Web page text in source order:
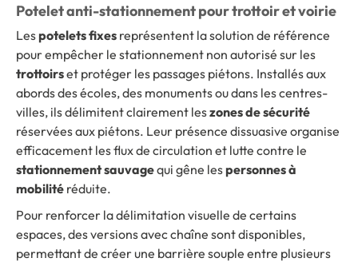
Potelet anti-stationnement pour trottoir et voirie
Lespotelets fixes représentent la solution de référence
pour empêcher le stationnement non autorisé sur les
trottoirset protéger les passages piétons. Installés aux
abords des écoles, des monuments ou dans les centres-
villes, ils délimitent clairement leszones de sécurité
réservées aux piétons. Leur présence dissuasive organise
efficacement les flux de circulation et lutte contre le
stationnement sauvagequi gêne lespersonnes à
mobilité réduite.
Pour renforcer la délimitation visuelle de certains
espaces, des versions avec chaîne sont disponibles,
permettant de créer une barrière souple entre plusieurs